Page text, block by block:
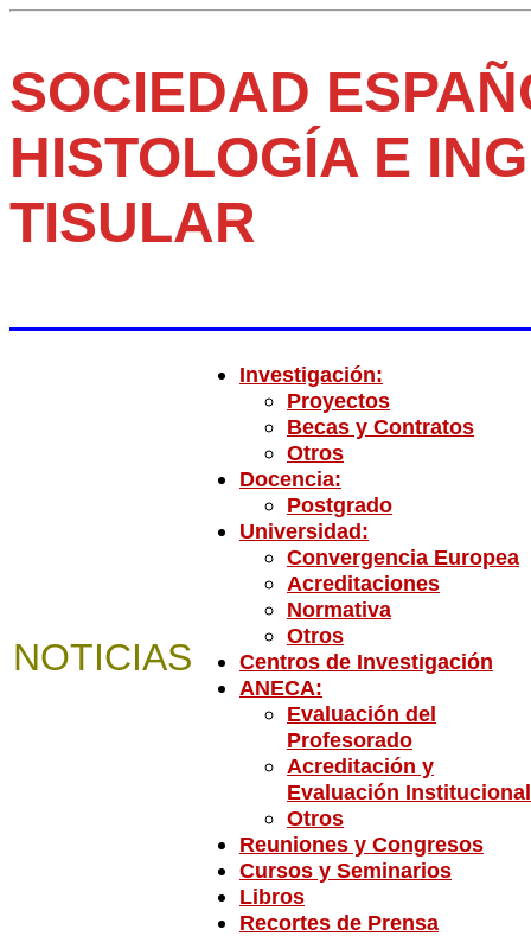
SOCIEDAD
HISTOLOGÍA E
TISULAR
NOTICIAS
Investigación:
Proyectos
Becas y Contratos
Otros
Docencia:
Postgrado
Universidad:
Convergencia Europea
Acreditaciones
Normativa
Otros
Centros de Investigación
ANECA:
Evaluación del
Profesorado
Acreditación y
Evaluación Institucional
Otros
Reuniones y Congresos
Cursos y Seminarios
Libros
Recortes de Prensa